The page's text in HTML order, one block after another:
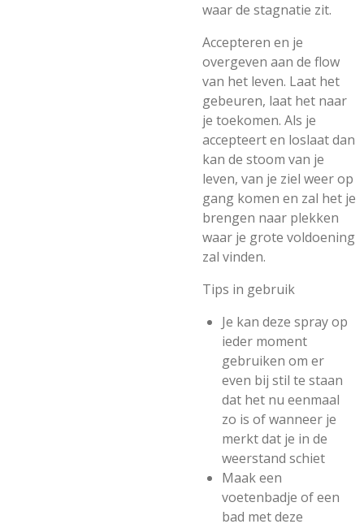
waar de stagnatie zit.
Accepteren en je
overgeven aan de flow
van het leven. Laat het
gebeuren, laat het naar
je toekomen. Als je
accepteert en loslaat dan
kan de stoom van je
leven, van je ziel weer op
gang komen en zal het je
brengen naar plekken
waar je grote voldoening
zal vinden.
Tips in gebruik
Je kan deze spray op
ieder moment
gebruiken om er
even bij stil te staan
dat het nu eenmaal
zo is of wanneer je
merkt dat je in de
weerstand schiet
Maak een
voetenbadje of een
bad met deze